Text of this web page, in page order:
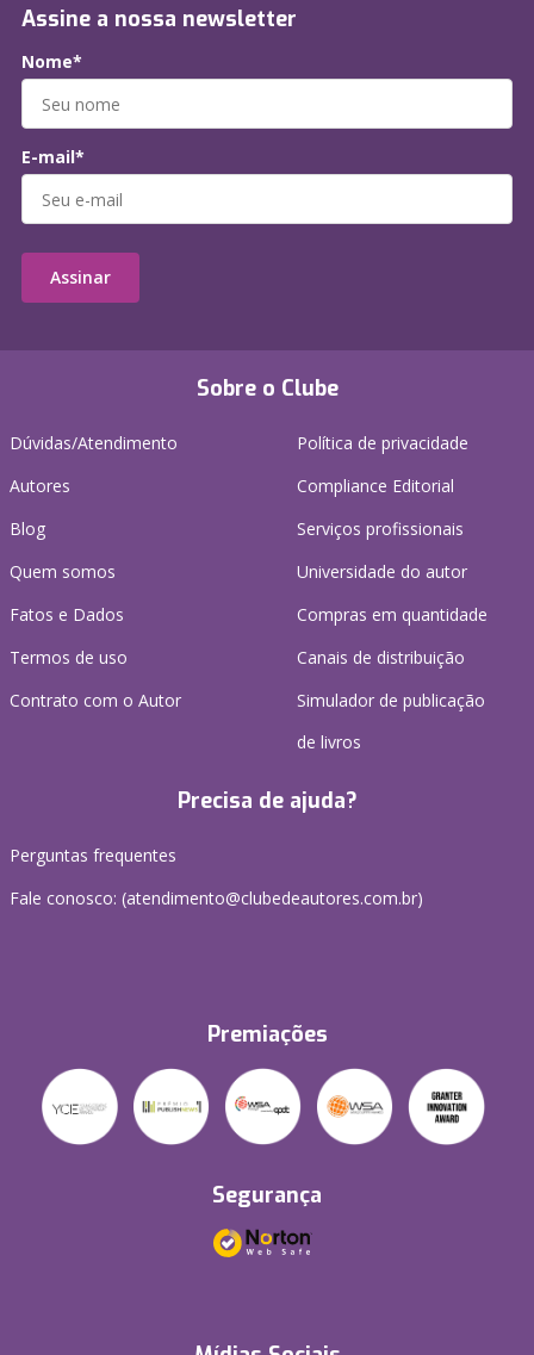
Sobre o Clube
Dúvidas/Atendimento
Autores
Blog
Quem somos
Fatos e Dados
Termos de uso
Contrato com o Autor
Política de privacidade
Compliance Editorial
Serviços profissionais
Universidade do autor
Compras em quantidade
Canais de distribuição
Simulador de publicação
de livros
Precisa de ajuda?
Perguntas frequentes
Fale conosco: (atendimento@clubedeautores.com.br)
Premiações
Segurança
Assine a nossa newsletter
Nome*
E-mail*
Assinar